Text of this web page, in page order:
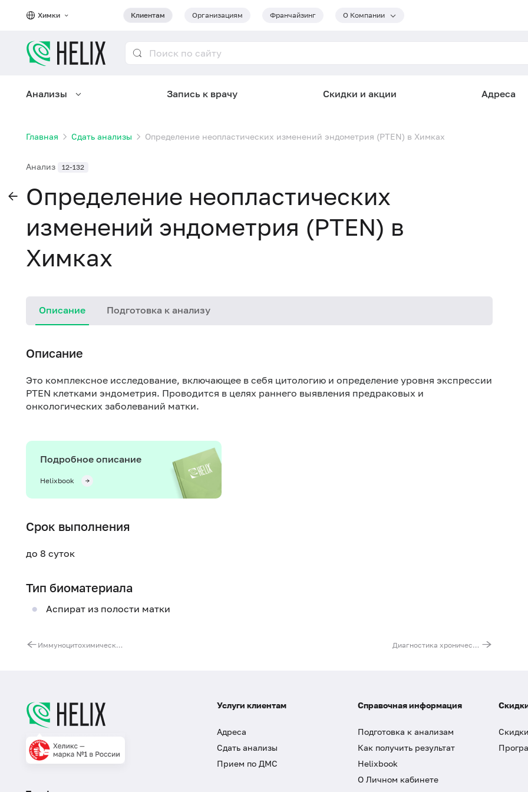
Химки Клиентам Организациям Франчайзинг О Компании
Анализы Запись к врачу Скидки и акции Адреса
Главная Сдать анализы Определение неопластических изменений эндометрия (PTEN) в Химках
Анализ 12-132
Определение неопластических
изменений эндометрия (PTEN) в
Химках
Описание Подготовка к анализу
Описание
Это комплексное исследование, включающее в себя цитологию и определение уровня экспрессии
PTEN клетками эндометрия. Проводится в целях раннего выявления предраковых и
онкологических заболеваний матки.
Подробное описание
Helixbook
Срок выполнения
до 8 суток
Тип биоматериала
Аспират из полости матки
Иммуноцитохимическое исследование материала (6 и более маркеров) (кроме PTEN) Диагностика хронического эндометрита: CD20+, CD56+, CD138+, DP-DQ&DR
Услуги клиентам
Адреса
Сдать анализы
Прием по ДМС
Справочная информация
Подготовка к анализам
Как получить результат
Helixbook
О Личном кабинете